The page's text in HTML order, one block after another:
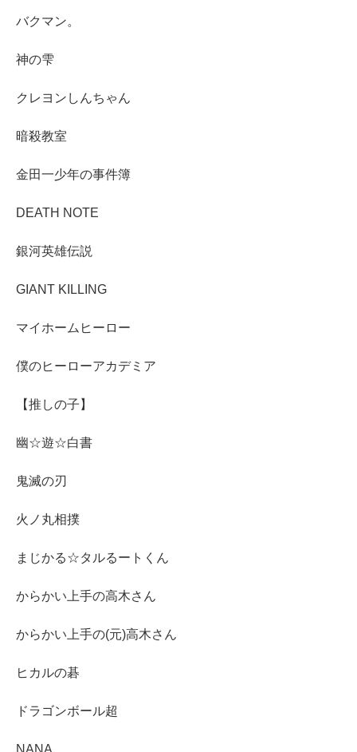
バクマン。
神の雫
クレヨンしんちゃん
暗殺教室
金田一少年の事件簿
DEATH NOTE
銀河英雄伝説
GIANT KILLING
マイホームヒーロー
僕のヒーローアカデミア
【推しの子】
幽☆遊☆白書
鬼滅の刃
火ノ丸相撲
まじかる☆タルるートくん
からかい上手の高木さん
からかい上手の(元)高木さん
ヒカルの碁
ドラゴンボール超
NANA